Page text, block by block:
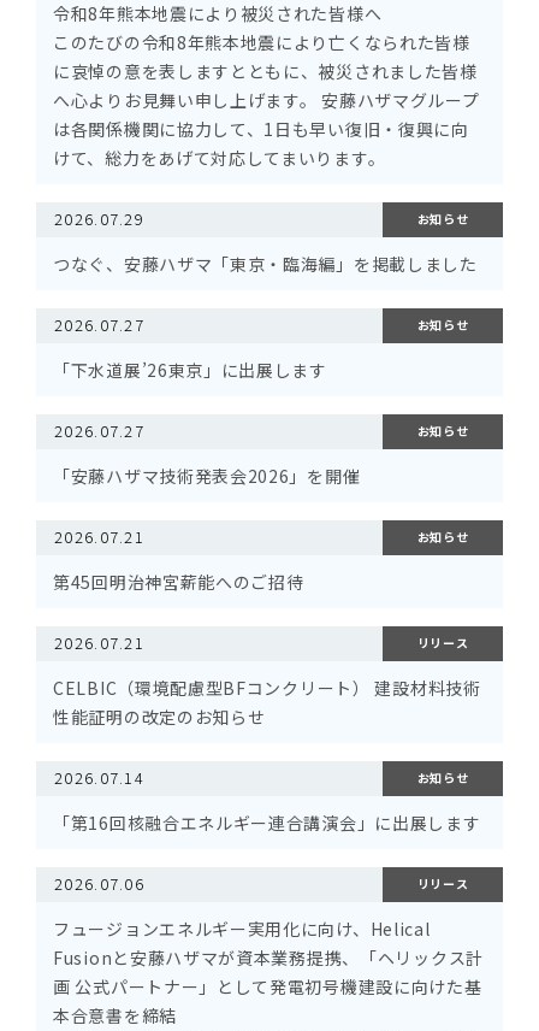
令和8年熊本地震により被災された皆様へ
このたびの令和8年熊本地震により亡くなられた皆様
に哀悼の意を表しますとともに、被災されました皆様
へ心よりお見舞い申し上げます。 安藤ハザマグループ
は各関係機関に協力して、1日も早い復旧・復興に向
けて、総力をあげて対応してまいります。
2026.07.29 お知らせ
つなぐ、安藤ハザマ「東京・臨海編」を掲載しました
2026.07.27 お知らせ
「下水道展’26東京」に出展します
2026.07.27 お知らせ
「安藤ハザマ技術発表会2026」を開催
2026.07.21 お知らせ
第45回明治神宮薪能へのご招待
2026.07.21 リリース
CELBIC（環境配慮型BFコンクリート） 建設材料技術
性能証明の改定のお知らせ
2026.07.14 お知らせ
「第16回核融合エネルギー連合講演会」に出展します
2026.07.06 リリース
フュージョンエネルギー実用化に向け、Helical
Fusionと安藤ハザマが資本業務提携、「ヘリックス計
画 公式パートナー」として発電初号機建設に向けた基
本合意書を締結